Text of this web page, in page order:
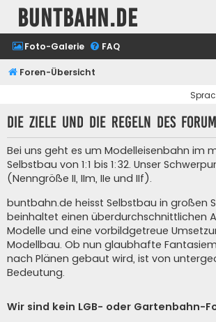
buntbahn.de
Foto-Galerie FAQ
Foren-Übersicht
Die Ziele und die Regeln des
Bei uns geht es um Modelleisenbahn im
Selbstbau von 1:1 bis 1:32. Unser
(Nenngröße II, IIm, IIe und IIf).
buntbahn.de heisst Selbstbau in großen
beinhaltet einen überdurchschnittlichen
Modelle und eine vorbildgetreue
Modellbau. Ob nun glaubhafte
nach Plänen gebaut wird, ist von
Bedeutung.
Wir sind kein LGB- oder Gartenbahn-